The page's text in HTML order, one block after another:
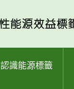
認識能源標籤